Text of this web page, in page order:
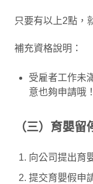
只要有以上2點，
補充資格說明：
受雇者工作未
意也夠申請哦！
（三）育嬰留
向公司提出育
提交育嬰假申